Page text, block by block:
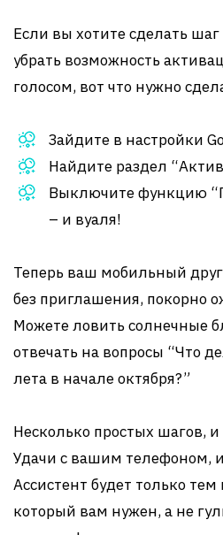
Если вы хотите сделать
убрать возможность
голосом, вот что нужно
Зайдите в настройки
Найдите раздел
Выключите функцию
– и вуаля!
Теперь ваш мобильный
без приглашения, покорно
Можете ловить солнечные
отвечать на вопросы “Что
лета в начале октября?”
Несколько простых шагов,
Удачи с вашим телефоном, и
Ассистент будет только
который вам нужен, а не